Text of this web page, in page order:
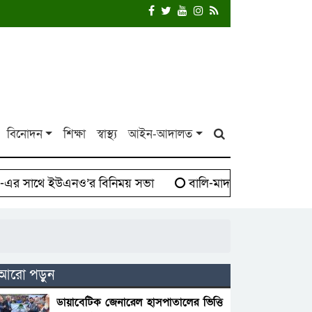
বিনোদন শিক্ষা স্বাস্থ্য আইন-আদালত
ইউএনও’র বিনিময় সভা বালি-মাদক সিন্ডিকেট
পড়ুন
ডায়াবেটিক জেনারেল হাসপাতালের ভিত্তি